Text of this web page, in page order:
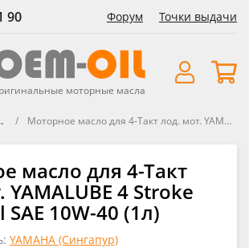
90 Форум Точки выдачи
моторные масла
Моторное масло для 4-Такт лод. мот. YAMALUBE 4 Stroke Motor Oil SAE 10W-40
масло для 4-Такт
4 Stroke
10W-40 (1л)
YAMAHA (Сингапур)